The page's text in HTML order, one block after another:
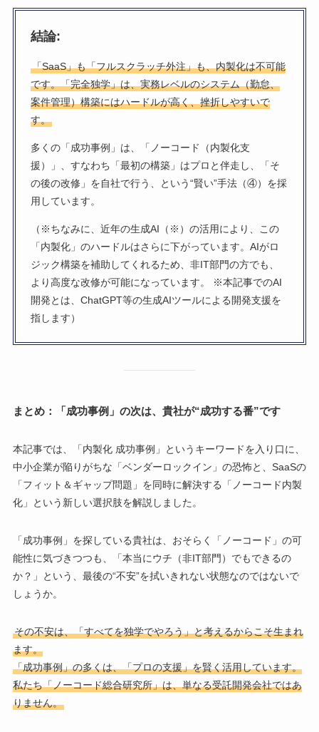
結論:
「SaaS」も「フルスクラッチ外注」も、内製化は不可能
です。「完全独学」は、実務レベルのシステム（勤怠、
案件管理）構築にはハードルが高く、挫折しやすいで
す。
多くの「成功事例」は、「ノーコード（内製化支
援）」、すなわち「最初の構築」はプロと伴走し、「そ
の後の改修」を自社で行う、という“賢い”手法（④）を採
用しています。
（※ちなみに、近年の生成AI（※）の活用により、この
「内製化」のハードルはさらに下がっています。AIがロ
ジック構築を補助してくれるため、非IT部門の方でも、
より高度な改修が可能になっています。 ※本記事でのAI
開発とは、ChatGPT等の生成AIツールによる開発支援を
指します）
まとめ：「成功事例」の次は、貴社が“成功する番”です
本記事では、「内製化 成功事例」というキーワードを入り口に、
中小企業が陥りがちな「ベンダーロックイン」の恐怖と、SaaSの
「フィット＆ギャップ問題」を同時に解決する「ノーコード内製
化」という新しい選択肢を解説しました。
「成功事例」を探している貴社は、おそらく「ノーコード」の可
能性に気づきつつも、「本当にウチ（非IT部門）でもできるの
か？」という、最後の“不安”を拭いきれない状態なのではないで
しょうか。
その不安は、「すべてを独学でやろう」と考えるからこそ生まれ
ます。
「成功事例」の多くは、「プロの支援」を賢く活用しています。
私たち「ノーコード総合研究所」は、単なる受託開発会社ではあ
りません。